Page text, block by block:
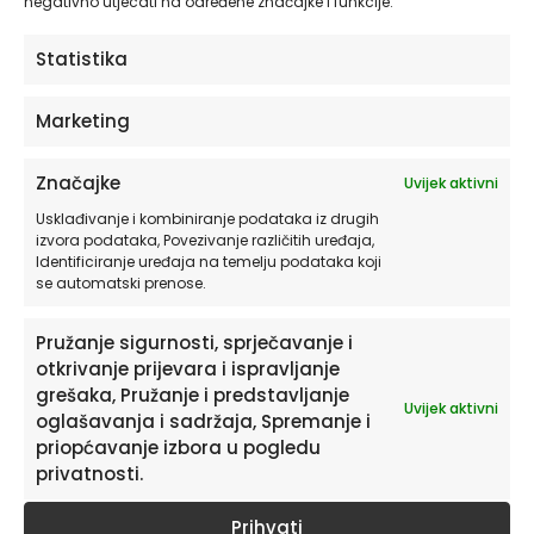
Statistika
Marketing
Značajke
Uvijek aktivni
Usklađivanje i kombiniranje podataka iz drugih
izvora podataka, Povezivanje različitih uređaja,
Identificiranje uređaja na temelju podataka koji
se automatski prenose.
Pružanje sigurnosti, sprječavanje i
otkrivanje prijevara i ispravljanje
grešaka, Pružanje i predstavljanje
oglašavanja i sadržaja, Spremanje i
priopćavanje izbora u pogledu
privatnosti.
Uvijek aktivni
Prihvati
Ovaj
više
varijanti.
Opcije
se
mogu
na
stranici
proizvoda